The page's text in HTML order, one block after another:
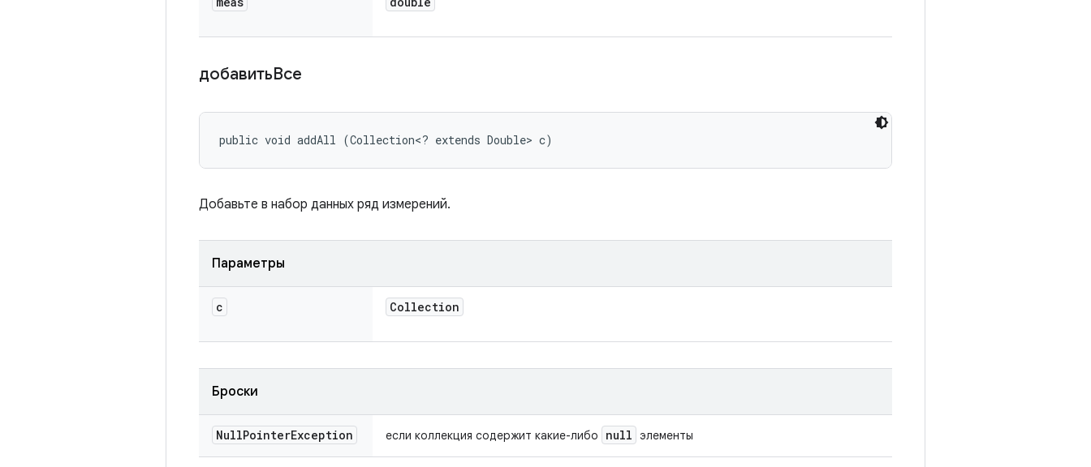
добавитьВсе
public void addAll (Collection<? extends Double> c)
Добавьте в набор данных ряд измерений.
Параметры
c Collection
Броски
NullPointerException если коллекция содержит какие-либо null элементы